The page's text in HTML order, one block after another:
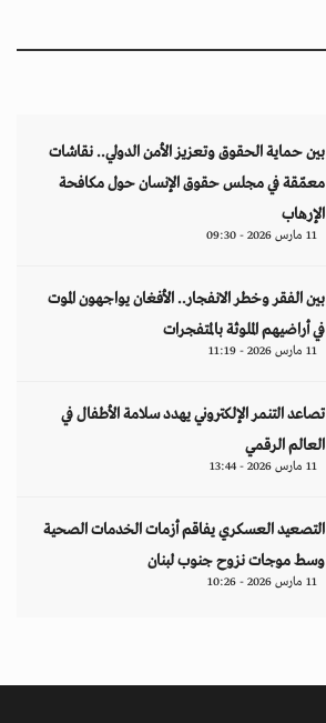
بين حماية الحقوق وتعزيز الأمن الدولي.. نقاشات
معمّقة في مجلس حقوق الإنسان حول مكافحة
الإرهاب
11 مارس 2026 - 09:30
بين الفقر وخطر الانفجار.. الأفغان يواجهون الموت
في أراضيهم الملوثة بالمتفجرات
11 مارس 2026 - 11:19
تصاعد التنمر الإلكتروني يهدد سلامة الأطفال في
العالم الرقمي
11 مارس 2026 - 13:44
التصعيد العسكري يفاقم أزمات الخدمات الصحية
وسط موجات نزوح جنوب لبنان
11 مارس 2026 - 10:26